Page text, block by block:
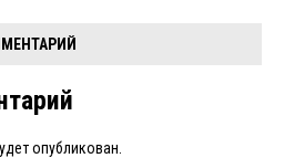
опубликован.